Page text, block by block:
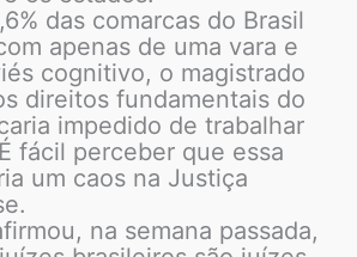
das comarcas do Brasil
apenas de uma vara e
cognitivo, o magistrado
direitos fundamentais do
impedido de trabalhar
fácil perceber que essa
um caos na Justiça
na semana passada,